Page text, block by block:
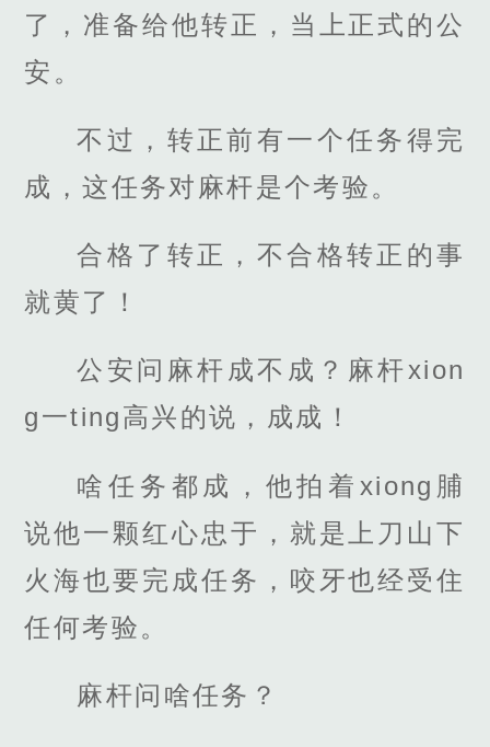
了，准备给他转正，当上正式的公
安。
不过，转正前有一个任务得完
成，这任务对麻杆是个考验。
合格了转正，不合格转正的事
就黄了！
公安问麻杆成不成？麻杆xion
g一ting高兴的说，成成！
啥任务都成，他拍着xiong脯
说他一颗红心忠于，就是上刀山下
火海也要完成任务，咬牙也经受住
任何考验。
麻杆问啥任务？